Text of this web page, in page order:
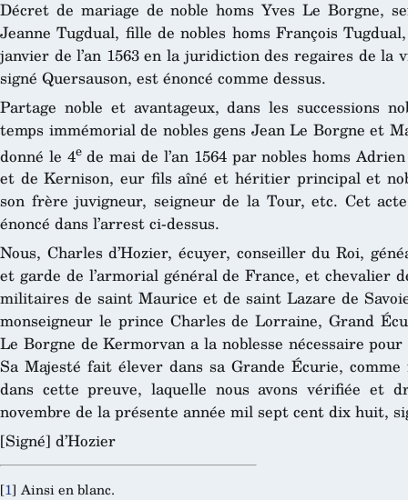
Décret de mariage de noble homs Yves Le Borgne,
Jeanne Tugdual, fille de nobles homs François
janvier de l’an 1563 en la juridiction des regaires de la
signé Quersauson, est énoncé comme dessus.
Partage noble et avantageux, dans les successions
temps immémorial de nobles gens Jean Le Borgne et
donné le 4ede mai de l’an 1564 par nobles homs
et de Kernison, eur fils aîné et héritier principal et
son frère juvigneur, seigneur de la Tour, etc. Cet
énoncé dans l’arrest ci-dessus.
Nous, Charles d’Hozier, écuyer, conseiller du Roi,
et garde de l’armorial général de France, et chevalier
militaires de saint Maurice et de saint Lazare de
monseigneur le prince Charles de Lorraine, Grand
Le Borgne de Kermorvan a la noblesse nécessaire
Sa Majesté fait élever dans sa Grande Écurie,
dans cette preuve, laquelle nous avons vérifiée et
novembre de la présente année mil sept cent dix huit,
[Signé] d’Hozier
[1] Ainsi en blanc.